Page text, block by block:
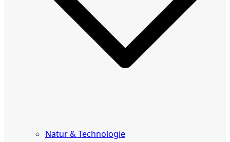
Natur & Technologie